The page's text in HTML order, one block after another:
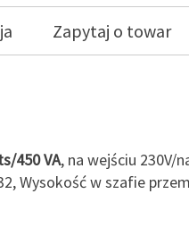
Zapytaj o towar
450 VA, na wejściu 230V/
Wysokość w szafie